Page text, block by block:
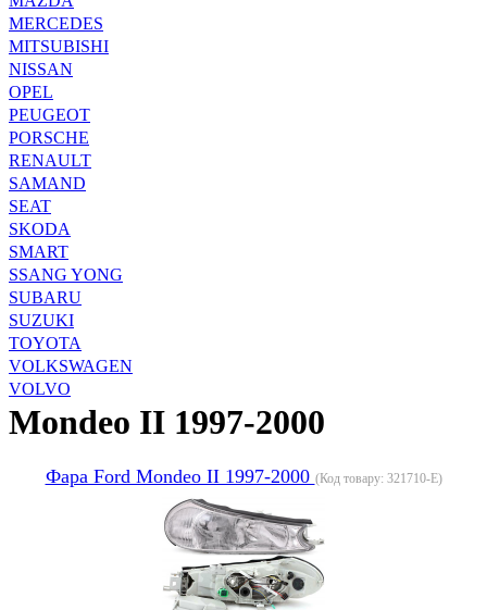
MERCEDES
MITSUBISHI
NISSAN
OPEL
PEUGEOT
PORSCHE
RENAULT
SAMAND
SEAT
SKODA
SMART
SSANG YONG
SUBARU
SUZUKI
TOYOTA
VOLKSWAGEN
VOLVO
Mondeo II 1997-2000
Фара Ford Mondeo II 1997-2000 (Код товару: 321710-E)